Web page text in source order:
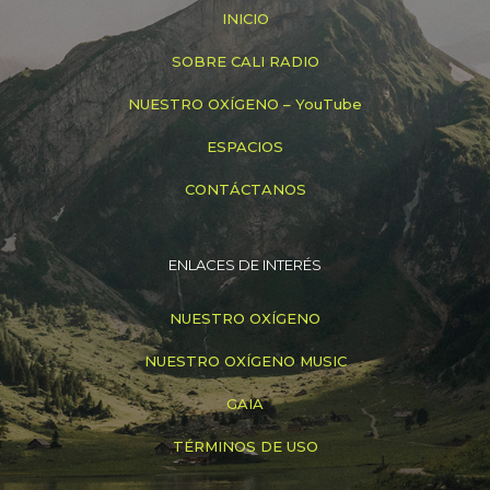
INICIO
SOBRE CALI RADIO
NUESTRO OXÍGENO – YouTube
ESPACIOS
CONTÁCTANOS
ENLACES DE INTERÉS
NUESTRO OXÍGENO
NUESTRO OXÍGENO MUSIC
GAIA
TÉRMINOS DE USO